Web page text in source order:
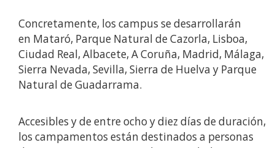
Concretamente, los campus se desarrollarán
en Mataró, Parque Natural de Cazorla, Lisboa,
Ciudad Real, Albacete, A Coruña, Madrid, Málaga,
Sierra Nevada, Sevilla, Sierra de Huelva y Parque
Natural de Guadarrama.
Accesibles y de entre ocho y diez días de duración,
los campamentos están destinados a personas